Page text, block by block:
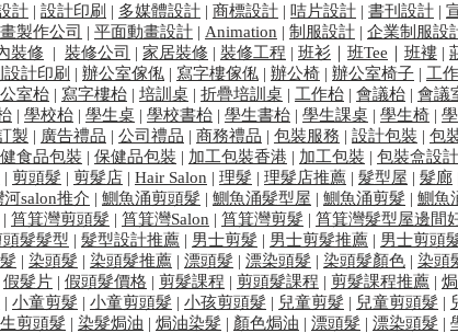
計 | 設計印刷 | 多媒體設計 | 商標設計 | 咭片設計 | 書刊設計 |
製作公司 | 平面動畫設計 | Animation | 制服設計 | 企業制服設
裝修 | 裝修公司 | 家居裝修 | 裝修工程 | 班衫 班Tee 班褸 |
設計印刷 | 辦公室傢俬 | 寫字樓傢俬 | 辦公椅 | 辦公室椅子 | 工
室枱 | 寫字樓枱 | 培訓桌 | 折疊培訓桌 | 工作枱 | 會議枱 | 會議
| 學校枱 | 學生桌 | 學校書枱 | 學生書枱 | 學生課桌 | 學生椅 |
製 | 廣告禮品 | 公司禮品 | 商務禮品 | 包裝服務 | 設計包裝 | 包
食品包裝 | 保健品包裝 | 加工包裝香港 | 加工包裝 | 包裝盒設計
| 剪頭髮 | 剪髮店 | Hair Salon | 理髮 | 理髮店推薦 | 髮型屋 | 髮廊
河salon推介 | 鰂魚涌剪頭髮 | 鰂魚涌髮型屋 | 鰂魚涌剪髮 | 鰂魚
| 筲箕灣剪頭髮 | 筲箕灣Salon | 筲箕灣剪髮 | 筲箕灣髮型屋邊間
頭髮髮型 | 髮型設計推薦 | 男士剪髮 | 男士剪髮推薦 | 男士剪頭
| 染頭髮 | 染頭髮推薦 | 漂頭髮 | 漂染頭髮 | 染頭髮顏色 | 染頭
假髮片 | 假頭髮價格 ​ | 剪髮課程 | 剪頭髮課程 | 剪髮課程推薦 |
| 小童剪髮 | 小童剪頭髮 | 小孩剪頭髮 | 兒童剪髮 | 兒童剪頭髮 |
剪頭髮 | 染髮焗油 | 焗油染髮 | 顏色焗油 | 漂頭髮 | 漂染頭髮 |